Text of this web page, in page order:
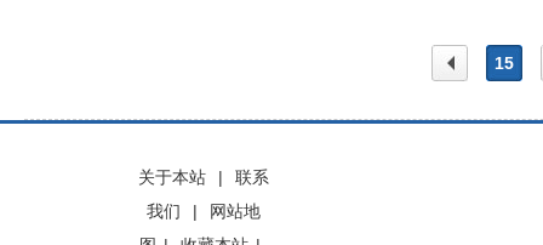
15
关于本站 |
联系
我们
|
网站地